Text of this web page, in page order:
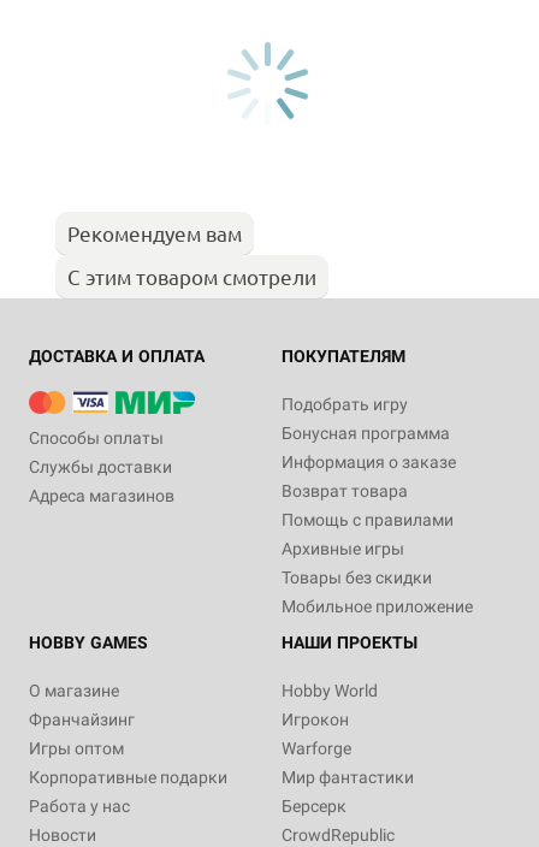
Рекомендуем вам
С этим товаром смотрели
ДОСТАВКА И ОПЛАТА
Способы оплаты
Службы доставки
Адреса магазинов
ПОКУПАТЕЛЯМ
Подобрать игру
Бонусная программа
Информация о заказе
Возврат товара
Помощь с правилами
Архивные игры
Товары без скидки
Мобильное приложение
HOBBY GAMES
О магазине
Франчайзинг
Игры оптом
Корпоративные подарки
Работа у нас
Новости
НАШИ ПРОЕКТЫ
Hobby World
Игрокон
Warforge
Мир фантастики
Берсерк
CrowdRepublic